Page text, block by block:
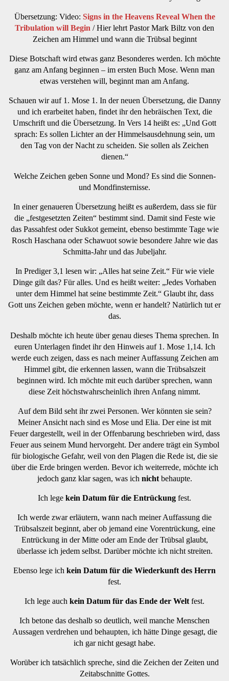
Übersetzung: Video: Signs in the Heavens Reveal When the
Tribulation will Begin / Hier lehrt Pastor Mark Biltz von den
Zeichen am Himmel und wann die Trübsal beginnt
Diese Botschaft wird etwas ganz Besonderes werden. Ich möchte
ganz am Anfang beginnen – im ersten Buch Mose. Wenn man
etwas verstehen will, beginnt man am Anfang.
Schauen wir auf 1. Mose 1. In der neuen Übersetzung, die Danny
und ich erarbeitet haben, findet ihr den hebräischen Text, die
Umschrift und die Übersetzung. In Vers 14 heißt es: „Und Gott
sprach: Es sollen Lichter an der Himmelsausdehnung sein, um
den Tag von der Nacht zu scheiden. Sie sollen als Zeichen
dienen.“
Welche Zeichen geben Sonne und Mond? Es sind die Sonnen-
und Mondfinsternisse.
In einer genaueren Übersetzung heißt es außerdem, dass sie für
die „festgesetzten Zeiten“ bestimmt sind. Damit sind Feste wie
das Passahfest oder Sukkot gemeint, ebenso bestimmte Tage wie
Rosch Haschana oder Schawuot sowie besondere Jahre wie das
Schmitta-Jahr und das Jubeljahr.
In Prediger 3,1 lesen wir: „Alles hat seine Zeit.“ Für wie viele
Dinge gilt das? Für alles. Und es heißt weiter: „Jedes Vorhaben
unter dem Himmel hat seine bestimmte Zeit.“ Glaubt ihr, dass
Gott uns Zeichen geben möchte, wenn er handelt? Natürlich tut er
das.
Deshalb möchte ich heute über genau dieses Thema sprechen. In
euren Unterlagen findet ihr den Hinweis auf 1. Mose 1,14. Ich
werde euch zeigen, dass es nach meiner Auffassung Zeichen am
Himmel gibt, die erkennen lassen, wann die Trübsalszeit
beginnen wird. Ich möchte mit euch darüber sprechen, wann
diese Zeit höchstwahrscheinlich ihren Anfang nimmt.
Auf dem Bild seht ihr zwei Personen. Wer könnten sie sein?
Meiner Ansicht nach sind es Mose und Elia. Der eine ist mit
Feuer dargestellt, weil in der Offenbarung beschrieben wird, dass
Feuer aus seinem Mund hervorgeht. Der andere trägt ein Symbol
für biologische Gefahr, weil von den Plagen die Rede ist, die sie
über die Erde bringen werden. Bevor ich weiterrede, möchte ich
jedoch ganz klar sagen, was ich nichtbehaupte.
Ich lege kein Datum für die Entrückung fest.
Ich werde zwar erläutern, wann nach meiner Auffassung die
Trübsalszeit beginnt, aber ob jemand eine Vorentrückung, eine
Entrückung in der Mitte oder am Ende der Trübsal glaubt,
überlasse ich jedem selbst. Darüber möchte ich nicht streiten.
Ebenso lege ich kein Datum für die Wiederkunft des Herrn
fest.
Ich lege auch kein Datum für das Ende der Welt fest.
Ich betone das deshalb so deutlich, weil manche Menschen
Aussagen verdrehen und behaupten, ich hätte Dinge gesagt, die
ich gar nicht gesagt habe.
Worüber ich tatsächlich spreche, sind die Zeichen der Zeiten und
Zeitabschnitte Gottes.